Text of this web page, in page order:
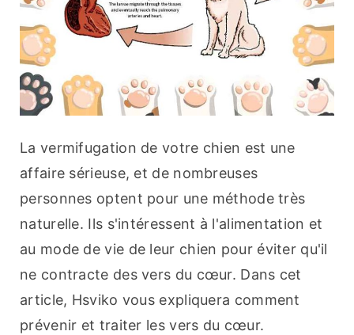
La vermifugation de votre chien est une
affaire sérieuse, et de nombreuses
personnes optent pour une méthode très
naturelle. Ils s'intéressent à l'alimentation et
au mode de vie de leur chien pour éviter qu'il
ne contracte des vers du cœur. Dans cet
article, Hsviko vous expliquera comment
prévenir et traiter les vers du cœur.